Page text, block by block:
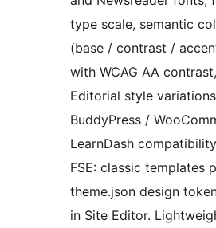
type scale, semantic
(base / contrast /
with WCAG AA
Editorial style
BuddyPress /
LearnDash
FSE: classic templates
theme.json design
in Site Editor.